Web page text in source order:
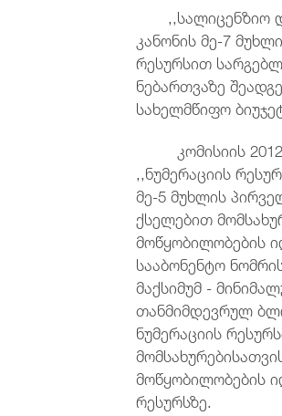
,,სალიცენზიო
კანონის მე-7
რესურსით
ნებართვაზე
სახელმწიფო
კომისიის 2012
,,ნუმერაციის
მე-5 მუხლის
ქსელებით
მოწყობილობების
სააბონენტო
მაქსიმუმ -
თანმიმდევრულ
ნუმერაციის
მოწყობილობების
რესურსზე.